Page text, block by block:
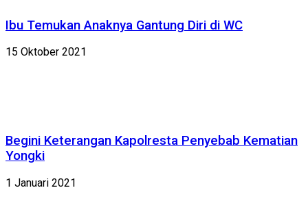
Ibu Temukan Anaknya Gantung Diri di WC
15 Oktober 2021
Begini Keterangan Kapolresta Penyebab Kematian
Yongki
1 Januari 2021